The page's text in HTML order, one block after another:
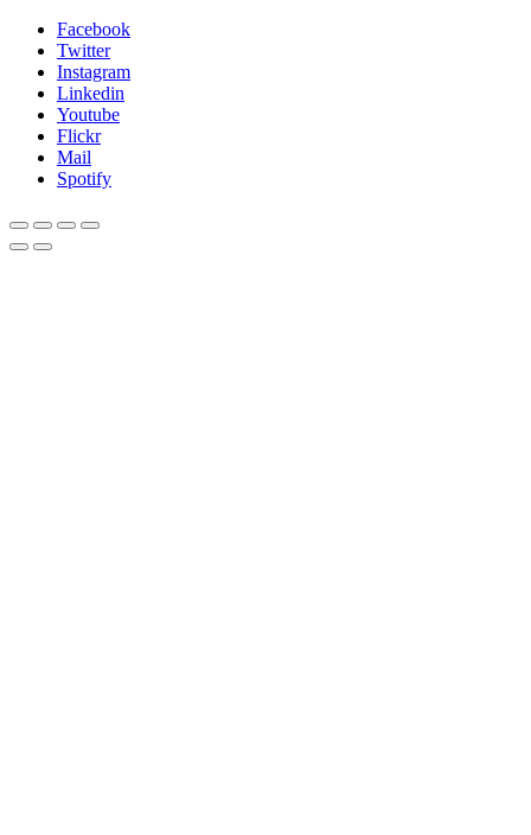
Facebook
Twitter
Instagram
Linkedin
Youtube
Flickr
Mail
Spotify